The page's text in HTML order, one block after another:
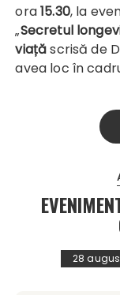
ora15.30, la
„Secretul
viațăscrisă de
avea loc în
28